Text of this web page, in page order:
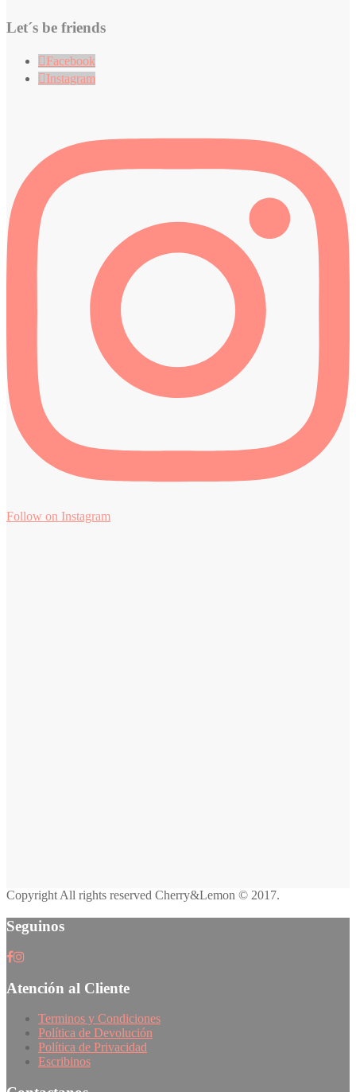
Let´s be friends
Facebook
Instagram
Follow on Instagram
Copyright All rights reserved Cherry&Lemon © 2017.
Seguinos
Atención al Cliente
Terminos y Condiciones
Política de Devolución
Política de Privacidad
Escribinos